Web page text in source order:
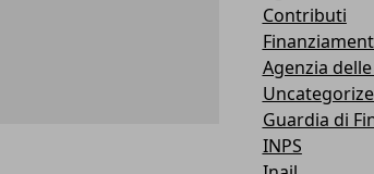
Contributi
Agenzia
Guardia di
INPS